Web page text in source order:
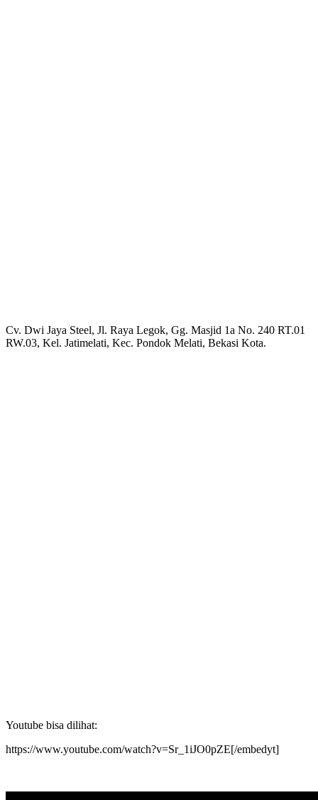
Cv. Dwi Jaya Steel, Jl. Raya Legok, Gg. Masjid 1a No. 240 RT.01
RW.03, Kel. Jatimelati, Kec. Pondok Melati, Bekasi Kota.
Youtube bisa dilihat:
https://www.youtube.com/watch?v=Sr_1iJO0pZE[/embedyt]